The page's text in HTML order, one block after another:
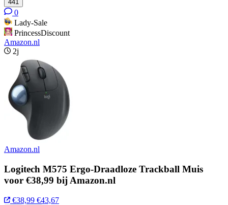
441
0
Lady-Sale
PrincessDiscount
Amazon.nl
2j
Amazon.nl
Logitech M575 Ergo-Draadloze Trackball Muis
voor €38,99 bij Amazon.nl
€38,99 €43,67